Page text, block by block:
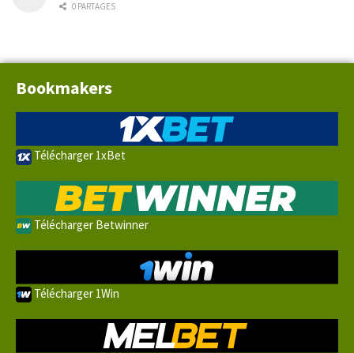
0 PARTAGES
Bookmakers
Télécharger 1xBet
Télécharger Betwinner
Télécharger 1Win